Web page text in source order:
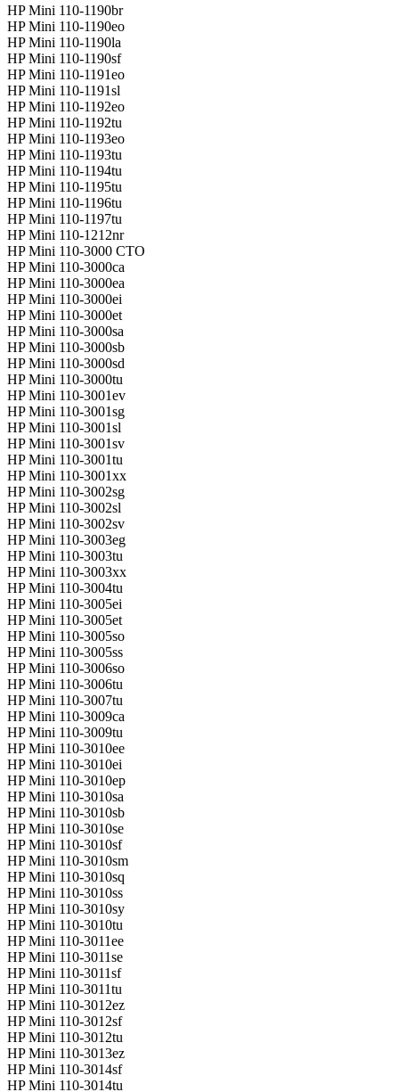
HP Mini 110-1190br
HP Mini 110-1190eo
HP Mini 110-1190la
HP Mini 110-1190sf
HP Mini 110-1191eo
HP Mini 110-1191sl
HP Mini 110-1192eo
HP Mini 110-1192tu
HP Mini 110-1193eo
HP Mini 110-1193tu
HP Mini 110-1194tu
HP Mini 110-1195tu
HP Mini 110-1196tu
HP Mini 110-1197tu
HP Mini 110-1212nr
HP Mini 110-3000 CTO
HP Mini 110-3000ca
HP Mini 110-3000ea
HP Mini 110-3000ei
HP Mini 110-3000et
HP Mini 110-3000sa
HP Mini 110-3000sb
HP Mini 110-3000sd
HP Mini 110-3000tu
HP Mini 110-3001ev
HP Mini 110-3001sg
HP Mini 110-3001sl
HP Mini 110-3001sv
HP Mini 110-3001tu
HP Mini 110-3001xx
HP Mini 110-3002sg
HP Mini 110-3002sl
HP Mini 110-3002sv
HP Mini 110-3003eg
HP Mini 110-3003tu
HP Mini 110-3003xx
HP Mini 110-3004tu
HP Mini 110-3005ei
HP Mini 110-3005et
HP Mini 110-3005so
HP Mini 110-3005ss
HP Mini 110-3006so
HP Mini 110-3006tu
HP Mini 110-3007tu
HP Mini 110-3009ca
HP Mini 110-3009tu
HP Mini 110-3010ee
HP Mini 110-3010ei
HP Mini 110-3010ep
HP Mini 110-3010sa
HP Mini 110-3010sb
HP Mini 110-3010se
HP Mini 110-3010sf
HP Mini 110-3010sm
HP Mini 110-3010sq
HP Mini 110-3010ss
HP Mini 110-3010sy
HP Mini 110-3010tu
HP Mini 110-3011ee
HP Mini 110-3011se
HP Mini 110-3011sf
HP Mini 110-3011tu
HP Mini 110-3012ez
HP Mini 110-3012sf
HP Mini 110-3012tu
HP Mini 110-3013ez
HP Mini 110-3014sf
HP Mini 110-3014tu